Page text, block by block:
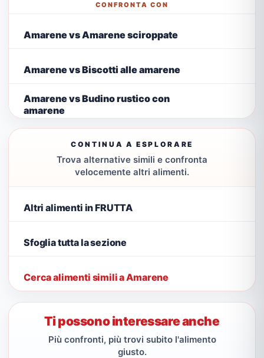
CONFRONTA CON
Amarene vs Amarene sciroppate
Amarene vs Biscotti alle amarene
Amarene vs Budino rustico con
amarene
CONTINUA A ESPLORARE
Trova alternative simili e confronta
velocemente altri alimenti.
Altri alimenti in FRUTTA
Sfoglia tutta la sezione
Cerca alimenti simili a Amarene
Ti possono interessare anche
Più confronti, più trovi subito l'alimento
giusto.